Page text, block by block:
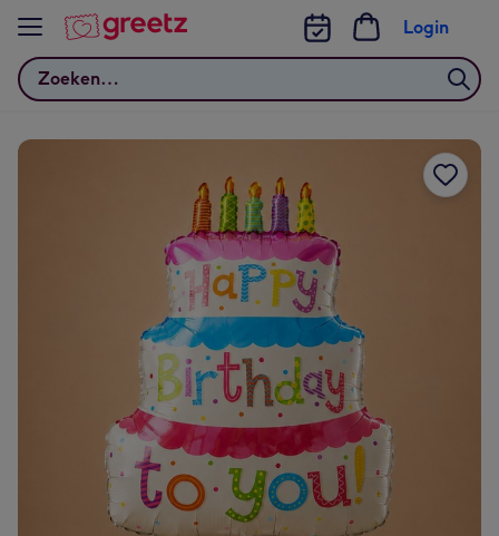
Bekijk meer
Zoeken
Login